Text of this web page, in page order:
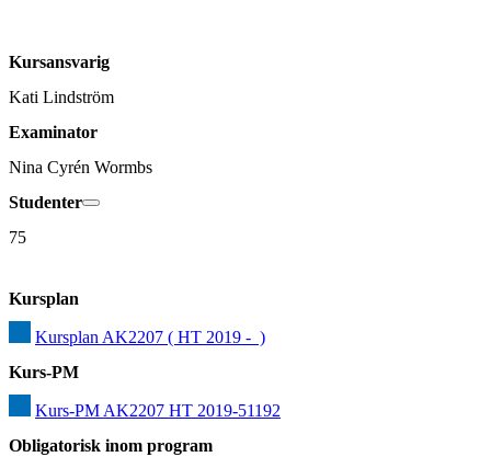
Kursansvarig
Kati Lindström
Examinator
Nina Cyrén Wormbs
Studenter
75
Kursplan
Kursplan AK2207 ( HT 2019 -  )
Kurs-PM
Kurs-PM AK2207 HT 2019-51192
Obligatorisk inom program